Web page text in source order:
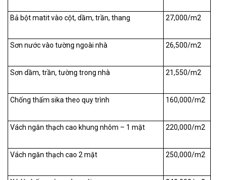
Bả bột matit vào cột, dầm, trần, thang 27,000/m2
Sơn nước vào tường ngoài nhà 26,500/m2
Sơn dầm, trần, tường trong nhà 21,550/m2
Chống thấm sika theo quy trình 160,000/m2
Vách ngăn thạch cao khung nhôm – 1 mặt 220,000/m2
Vách ngăn thạch cao 2 mặt 250,000/m2